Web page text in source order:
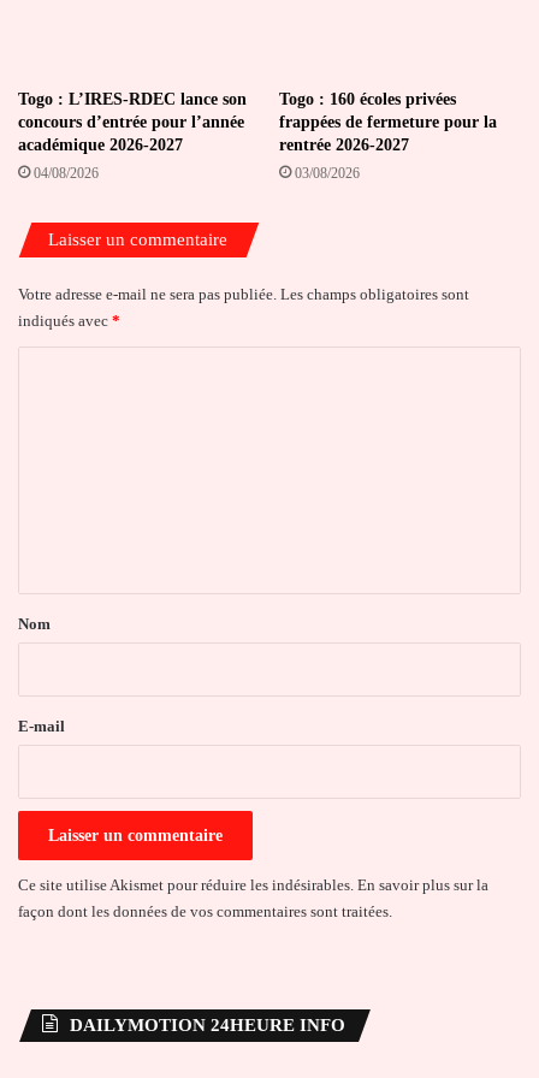
Togo : L’IRES-RDEC lance son
concours d’entrée pour l’année
académique 2026-2027
04/08/2026
Togo : 160 écoles privées
frappées de fermeture pour la
rentrée 2026-2027
03/08/2026
Laisser un commentaire
Votre adresse e-mail ne sera pas publiée. Les champs obligatoires sont
indiqués avec *
a
e
Nom
E-mail
Ce site utilise Akismet pour réduire les indésirables. En savoir plus sur la
façon dont les données de vos commentaires sont traitées
DAILYMOTION 24HEURE INFO